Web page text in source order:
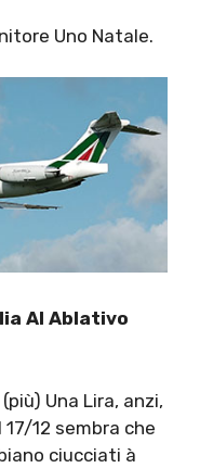
Uno Natale.
Al Ablativo
Una Lira, anzi,
12 sembra che
ciucciati à